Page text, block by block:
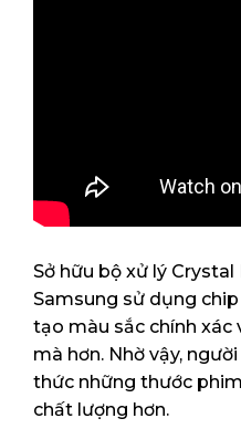
Sở hữu bộ xử lý
Samsung sử dụng
tạo màu sắc chính
mà hơn. Nhờ vậy,
thức những thước
chất lượng hơn.